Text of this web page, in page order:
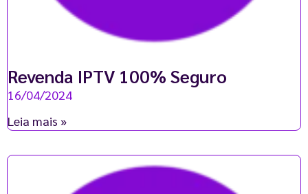
Revenda IPTV 100% Seguro
16/04/2024
Leia mais »